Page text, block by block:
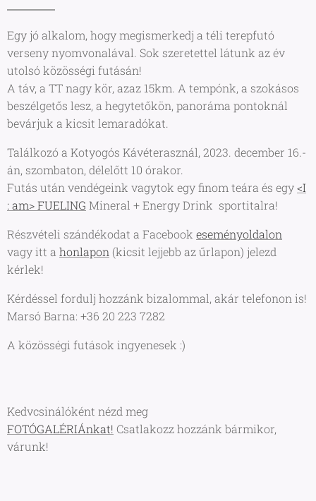
Egy jó alkalom, hogy megismerkedj a téli terepfutó
verseny nyomvonalával. Sok szeretettel látunk az év
utolsó közösségi futásán!
A táv, a TT nagy kör, azaz 15km. A tempónk, a szokásos
beszélgetős lesz, a hegytetőkön, panoráma pontoknál
bevárjuk a kicsit lemaradókat.
Találkozó a Kotyogós Kávéterasznál, 2023. december 16.-
án, szombaton, délelőtt 10 órakor.
Futás után vendégeink vagytok egy finom teára és egy<I
: am> FUELING Mineral + Energy Drink sportitalra!
Részvételi szándékodat a Facebook eseményoldalon
vagy itt a honlapon (kicsit lejjebb az űrlapon) jelezd
kérlek!
Kérdéssel fordulj hozzánk bizalommal, akár telefonon is!
Marsó Barna: +36 20 223 7282
A közösségi futások ingyenesek :)
Kedvcsinálóként nézd meg
FOTÓGALÉRIÁnkat! Csatlakozz hozzánk bármikor,
várunk!